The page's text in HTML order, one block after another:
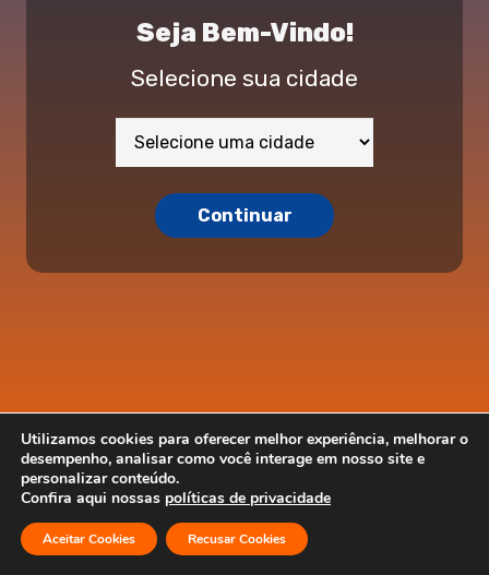
Seja Bem-Vindo!
Selecione sua cidade
Continuar
Utilizamos cookies para oferecer melhor experiência, melhorar o
desempenho, analisar como você interage em nosso site e
personalizar conteúdo.
Confira aqui nossas políticas de privacidade
Aceitar Cookies Recusar Cookies